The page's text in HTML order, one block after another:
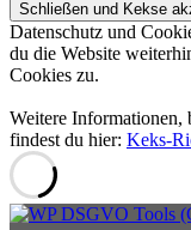
Datenschutz und
du die Website
Cookies zu.
Weitere Informationen,
findest du hier: Keks-